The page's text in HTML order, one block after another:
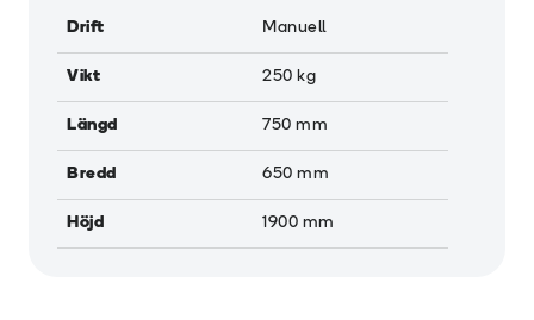
Drift Manuell
Vikt 250 kg
Längd 750 mm
Bredd 650 mm
Höjd 1900 mm